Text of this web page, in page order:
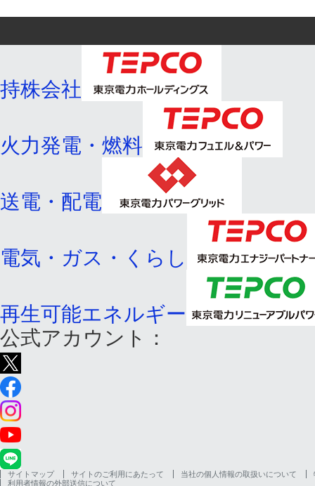
持株会社
火力発電・燃料
送電・配電
電気・ガス・くらし
再生可能エネルギー
公式アカウント：
サイトマップ サイトのご利用にあたって 当社の個人情報の取扱いについて
利用者情報の外部送信について